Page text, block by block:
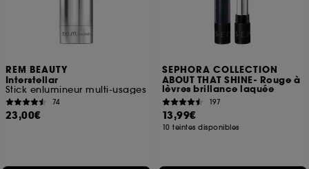
REM BEAUTY
Interstellar
Stick enlumineur multi-usages
74
23,00€
SEPHORA COLLECTION
ABOUT THAT SHINE- Rouge à
lèvres brillance laquée
197
13,99€
10 teintes disponibles